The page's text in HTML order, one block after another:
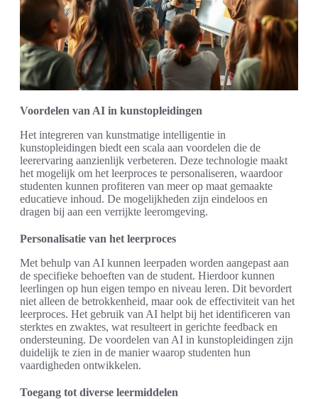
Voordelen van AI in kunstopleidingen
Het integreren van kunstmatige intelligentie in
kunstopleidingen biedt een scala aan voordelen die de
leerervaring aanzienlijk verbeteren. Deze technologie maakt
het mogelijk om het leerproces te personaliseren, waardoor
studenten kunnen profiteren van meer op maat gemaakte
educatieve inhoud. De mogelijkheden zijn eindeloos en
dragen bij aan een verrijkte leeromgeving.
Personalisatie van het leerproces
Met behulp van AI kunnen leerpaden worden aangepast aan
de specifieke behoeften van de student. Hierdoor kunnen
leerlingen op hun eigen tempo en niveau leren. Dit bevordert
niet alleen de betrokkenheid, maar ook de effectiviteit van het
leerproces. Het gebruik van AI helpt bij het identificeren van
sterktes en zwaktes, wat resulteert in gerichte feedback en
ondersteuning. De voordelen van AI in kunstopleidingen zijn
duidelijk te zien in de manier waarop studenten hun
vaardigheden ontwikkelen.
Toegang tot diverse leermiddelen